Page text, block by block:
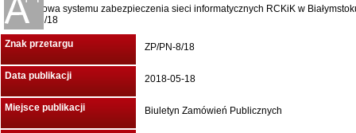
Rozbudowa systemu zabezpieczenia sieci informatycznych RCKiK w
ZP/PN-8/18
Znak przetargu ZP/PN-8/18
Data publikacji 2018-05-18
Miejsce publikacji Biuletyn Zamówień Publicznych